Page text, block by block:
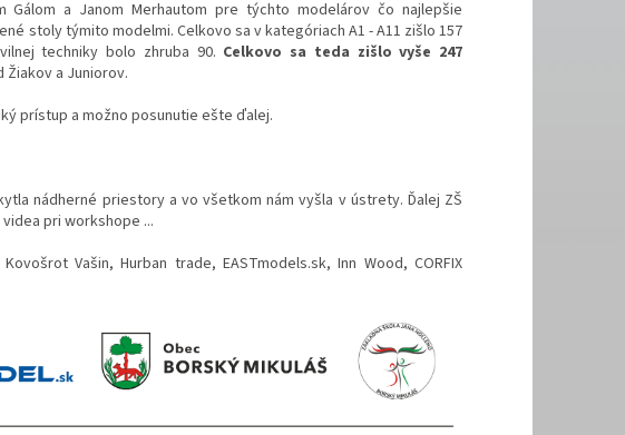
a Janom Merhautom pre týchto modelárov čo najlepšie
stoly týmito modelmi. Celkovo sa v kategóriach A1 - A11 zišlo 157
techniky bolo zhruba 90. Celkovo sa teda zišlo vyše 247
a Juniorov.
prístup a možno posunutie ešte ďalej.
nádherné priestory a vo všetkom nám vyšla v ústrety. Ďalej ZŠ
pri workshope ...
Vašin, Hurban trade, EASTmodels.sk, Inn Wood, CORFIX